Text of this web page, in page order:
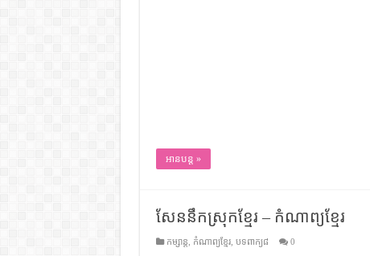
ការស្វែងយល់អំពី ល្ខោនខោល – សៀវ
អានបន្ត »
សែននឹកស្រុកខ្មែរ – កំណាព្យខ្មែរ
កម្សាន្ត កំណាព្យខ្មែរ, បទពាក្យ៨ 0